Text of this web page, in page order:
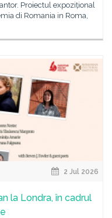
Proiectul expozițional
di Romania in Roma,
2 Jul 2026
la Londra, în cadrul